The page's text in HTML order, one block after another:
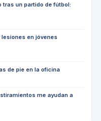
tras un partido de fútbol:
en jóvenes
de pie en la oficina
me ayudan a